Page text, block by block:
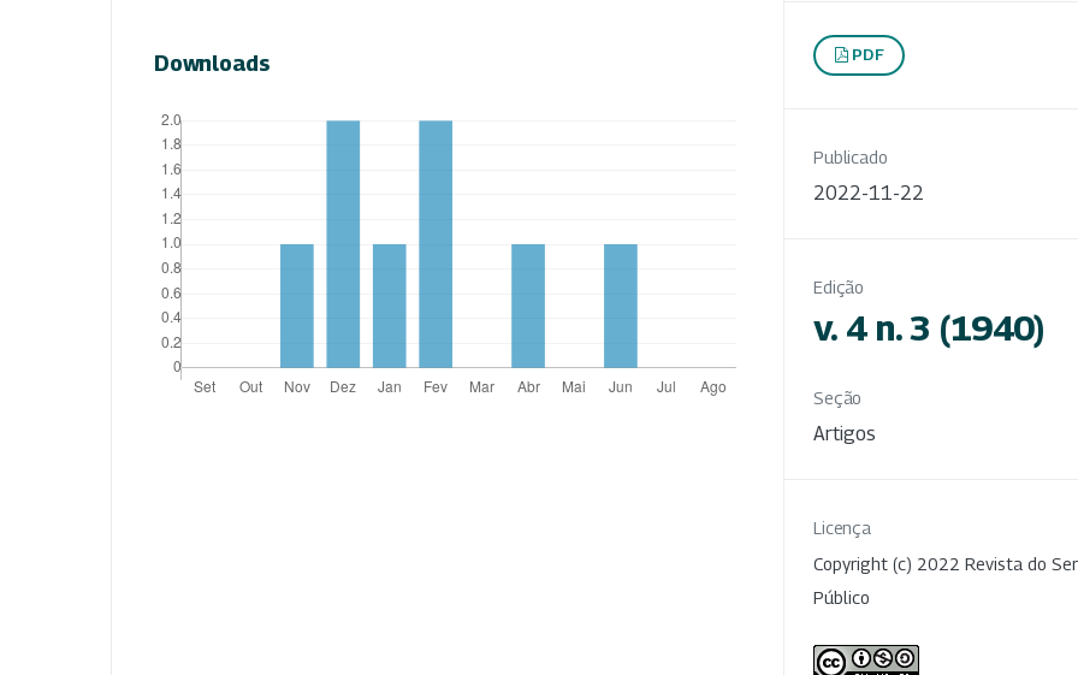
Downloads PDF
Publicado
2022-11-22
Edição
v. 4 n. 3 (1940)
Seção
Artigos
Licença
Copyright (c) 2022 Revista do
Público